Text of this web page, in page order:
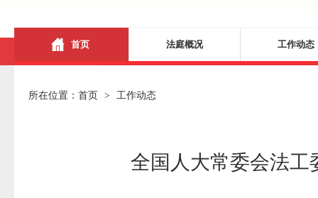
首页 法庭概况 工作动态
所在位置： 首页 > 工作动态
全国人大常委会法工